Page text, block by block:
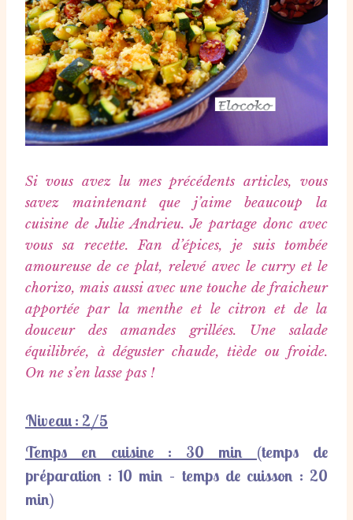
Si vous avez lu mes précédents articles, vous
savez maintenant que j’aime beaucoup la
cuisine de Julie Andrieu. Je partage donc avec
vous sa recette. Fan d’épices, je suis tombée
amoureuse de ce plat, relevé avec le curry et le
chorizo, mais aussi avec une touche de fraicheur
apportée par la menthe et le citron et de la
douceur des amandes grillées. Une salade
équilibrée, à déguster chaude, tiède ou froide.
On ne s’en lasse pas !
Niveau : 2/5
Temps en cuisine : 30 min (temps de
préparation : 10 min – temps de cuisson: 20
min)